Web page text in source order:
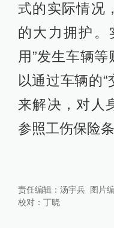
式的实际情况
的大力拥护。
用”发生车辆
以通过车辆的“
来解决，对人
参照工伤保险
责任编辑： 汤宇兵 图片
校对： 丁晓